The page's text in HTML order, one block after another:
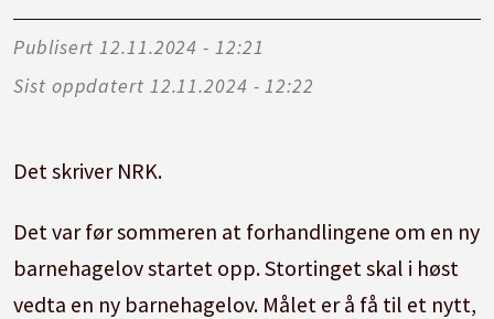
Publisert
12.11.2024 - 12:21
Sist oppdatert
12.11.2024 - 12:22
Det skriver NRK.
Det var før sommeren at forhandlingene om en ny
barnehagelov startet opp. Stortinget skal i høst
vedta en ny barnehagelov. Målet er å få til et nytt,